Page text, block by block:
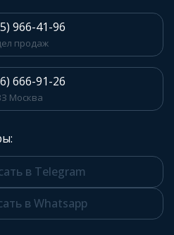
966-41-96
продаж
666-91-26
Москва
в Telegram
в Whatsapp